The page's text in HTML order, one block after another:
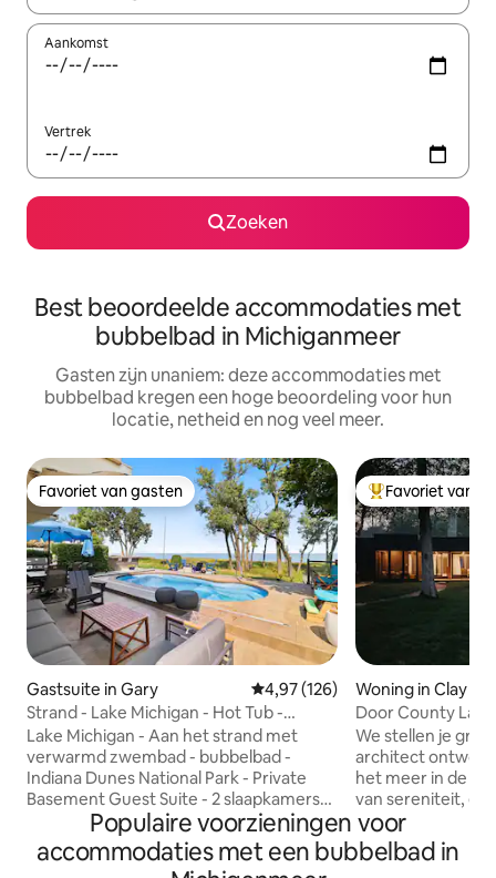
Aankomst
Vertrek
Zoeken
Best beoordeelde accommodaties met
bubbelbad in Michiganmeer
Gasten zijn unaniem: deze accommodaties met
bubbelbad kregen een hoge beoordeling voor hun
locatie, netheid en nog veel meer.
Favoriet van gasten
Favoriet van gasten
Gastsuite in Gary Gemiddelde beoordeling van
4,97 (126)
Strand - Lake Michigan - Hot Tub -
Verwarmd zwembad
Lake Michigan - Aan het strand met
verwarmd zwembad - bubbelbad -
Indiana Dunes National Park - Private
Basement Guest Suite - 2 slaapkamers/2
badkamers - prachtig ingericht Deze
gastsuite heeft alles wat je nodig hebt
voor een comfortabel en ontspannen
Topfavoriet van
Favoriet van
Woning in Clay
Door County
van Lambeau
We stellen je
architect
het meer in de stad
van sereniteit,
Lake Michigan
achterdek en
elke kamer in het
Populaire voorzieningen voor
accommodaties met een bubbelbad in